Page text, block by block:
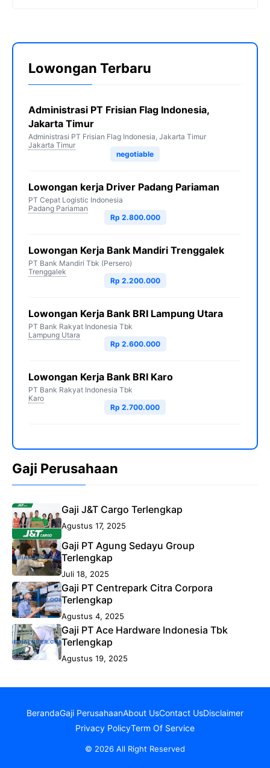
Lowongan Terbaru
Administrasi PT Frisian Flag Indonesia,
Jakarta Timur
Administrasi PT Frisian Flag Indonesia, Jakarta Timur
Jakarta Timur
negotiable
Lowongan kerja Driver Padang Pariaman
PT Cepat Logistic Indonesia
Padang Pariaman
Rp 2.800.000
Lowongan Kerja Bank Mandiri Trenggalek
PT Bank Mandiri Tbk (Persero)
Trenggalek
Rp 2.200.000
Lowongan Kerja Bank BRI Lampung Utara
PT Bank Rakyat Indonesia Tbk
Lampung Utara
Rp 2.600.000
Lowongan Kerja Bank BRI Karo
PT Bank Rakyat Indonesia Tbk
Karo
Rp 2.700.000
Gaji Perusahaan
Gaji J&T Cargo Terlengkap
Agustus 17, 2025
Gaji PT Agung Sedayu Group
Terlengkap
Juli 18, 2025
Gaji PT Centrepark Citra Corpora
Terlengkap
Agustus 4, 2025
Gaji PT Ace Hardware Indonesia Tbk
Terlengkap
Agustus 19, 2025
BerandaGaji PerusahaanAbout UsContact UsDisclaimer
Privacy PolicyTerm Of Service
© 2026 All Right Reserved